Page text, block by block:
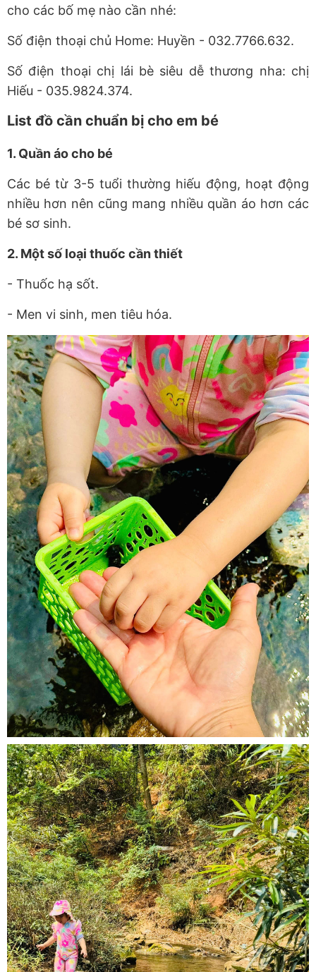
cho các bố mẹ nào cần nhé:
Số điện thoại chủ Home: Huyền - 032.7766.632.
Số điện thoại chị lái bè siêu dễ thương nha: chị
Hiếu - 035.9824.374.
List đồ cần chuẩn bị cho em bé
1. Quần áo cho bé
Các bé từ 3-5 tuổi thường hiếu động, hoạt động
nhiều hơn nên cũng mang nhiều quần áo hơn các
bé sơ sinh.
2. Một số loại thuốc cần thiết
- Thuốc hạ sốt.
- Men vi sinh, men tiêu hóa.